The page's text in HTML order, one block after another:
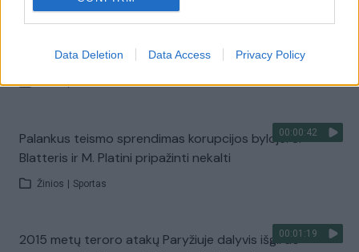
Data Deletion Data Access Privacy Policy
sprendimo: išgirdę verdiktą gyventojai liko šokiruoti
Žinios | Lietuvos diena
00:00:42
Palankus teismo sprendimas korupcijos byloje: S.
Blatteris ir M. Platini pripažinti nekalti
Žinios Sportas
00:01:19
2015 metų teroro atakų Paryžiuje dalyvis išgirdo